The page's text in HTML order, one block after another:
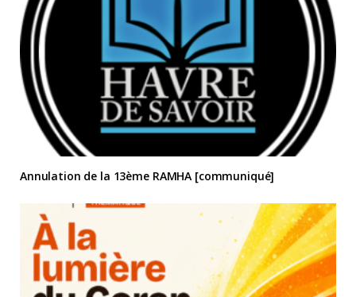
Annulation de la 13ème RAMHA [communiqué]